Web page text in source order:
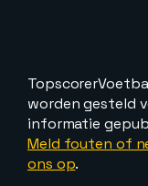
worden gesteld
informatie
Meld fouten of
ons op.